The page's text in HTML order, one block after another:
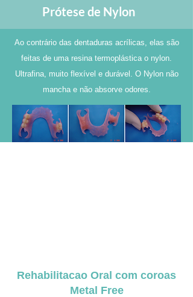
Prótese de Nylon
Ao contrário das dentaduras acrílicas, elas são
feitas de uma resina termoplástica o nylon.
Ultrafina, muito flexível e durável. O Nylon não
mancha e não absorve odores.
Rehabilitacao Oral com coroas
Metal Free